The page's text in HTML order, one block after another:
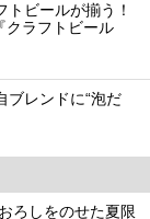
ビールが揃う！
クラフトビール
ブレンドに“泡だ
ろしをのせた夏限